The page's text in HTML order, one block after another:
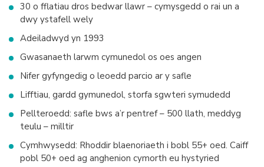
30 o fflatiau dros bedwar llawr – cymysgedd o rai un a
dwy ystafell wely
Adeiladwyd yn 1993
Gwasanaeth larwm cymunedol os oes angen
Nifer gyfyngedig o leoedd parcio ar y safle
Lifftiau, gardd gymunedol, storfa sgwteri symudedd
Pellteroedd: safle bws a’r pentref – 500 llath, meddyg
teulu – milltir
Cymhwysedd: Rhoddir blaenoriaeth i bobl 55+ oed. Caiff
pobl 50+ oed ag anghenion cymorth eu hystyried